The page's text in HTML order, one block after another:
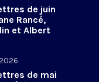
de juin
Rancé,
et Albert
de mai